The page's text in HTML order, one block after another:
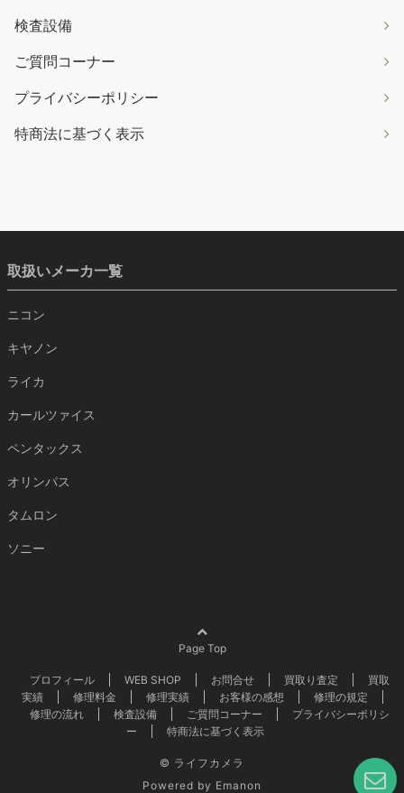
検査設備
ご質問コーナー
プライバシーポリシー
特商法に基づく表示
取扱いメーカ一覧
ニコン
キヤノン
ライカ
カールツァイス
ペンタックス
オリンパス
タムロン
ソニー
Page Top
プロフィール WEB SHOP お問合せ 買取り査定
買取
実績
修理料金 修理実績 お客様の感想
修理の規定
修理の流れ
検査設備 ご質問コーナー
プライバシーポリシ
ー
特商法に基づく表示
© ライフカメラ
Powered by Emanon